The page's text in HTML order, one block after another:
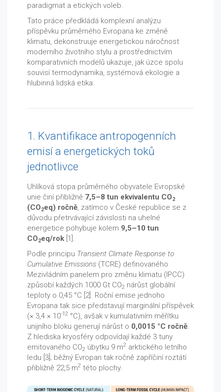
paradigmat a etických voleb.
Tato práce předkládá komplexní analýzu
příspěvku průměrného Evropana ke změně
klimatu, dekonstruuje energetickou náročnost
moderního životního stylu a prostřednictvím
komparativních modelů ukazuje, jak úzce spolu
souvisí termodynamika, systémová ekologie a
hlubinná lidská etika.
1. Kvantifikace antropogenních
emisí a energetických toků
jednotlivce
Uhlíková stopa průměrného obyvatele Evropské
unie činí přibližně 7,5–8 tun ekvivalentu CO2
(CO2eq) ročně, zatímco v České republice se z
důvodu přetrvávající závislosti na uhelné
energetice pohybuje kolem 9,5–10 tun
CO2eq/rok [1].
Podle principu Transient Climate Response to
Cumulative Emissions (TCRE) definovaného
Mezivládním panelem pro změnu klimatu (IPCC)
způsobí každých 1000 Gt CO2 nárůst globální
teploty o 0,45 °C [2]. Roční emise jednoho
Evropana tak sice představují marginální příspěvek
(× 3,4 × 10-12 °C), avšak v kumulativním měřítku
unijního bloku generují nárůst o 0,0015 °C ročně.
Z hlediska kryosféry odpovídají každé 3 tuny
emitovaného CO2 úbytku 9 m2 arktického letního
ledu [3]; běžný Evropan tak ročně zapříčiní roztátí
přibližně 22,5 m2 této plochy.